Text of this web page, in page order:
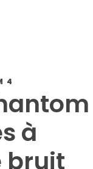
4
à
bruit